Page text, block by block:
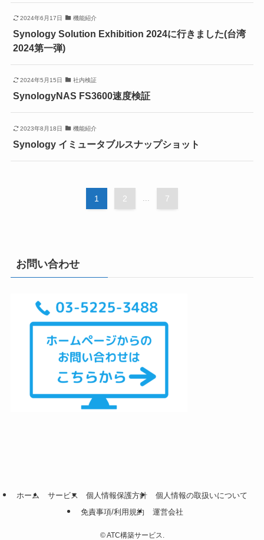
2024年6月17日 機能紹介
Synology Solution Exhibition 2024に行きました(台湾
2024第一弾)
2024年5月15日 社内検証
SynologyNAS FS3600速度検証
2023年8月18日 機能紹介
Synology イミュータブルスナップショット
1 2 7
お問い合わせ
ホーム サービス 個人情報保護方針
個人情報の取扱いについて
免責事項/利用規約
運営会社
©ATC構築サービス.